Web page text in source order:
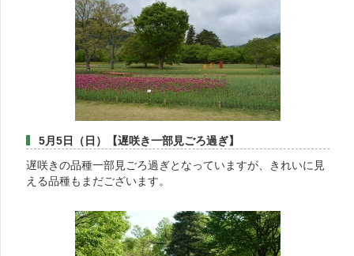
5月5日（日）【遅咲き一部見ごろ過ぎ】
遅咲きの品種一部見ごろ過ぎとなっていますが、きれいに見
える品種もまだございます。